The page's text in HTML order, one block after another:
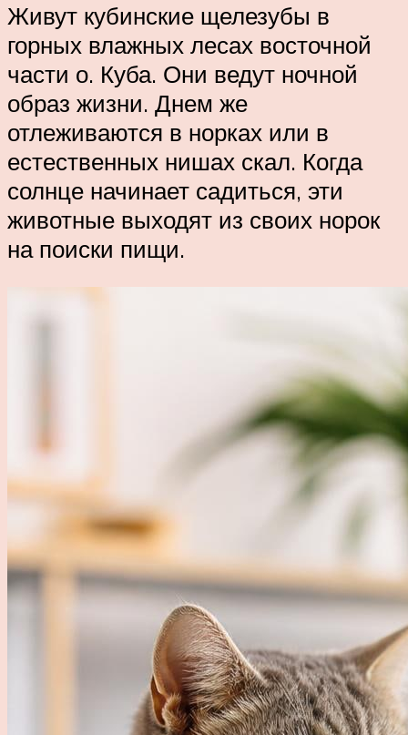
Живут кубинские щелезубы в
горных влажных лесах восточной
части о. Куба. Они ведут ночной
образ жизни. Днем же
отлеживаются в норках или в
естественных нишах скал. Когда
солнце начинает садиться, эти
животные выходят из своих норок
на поиски пищи.